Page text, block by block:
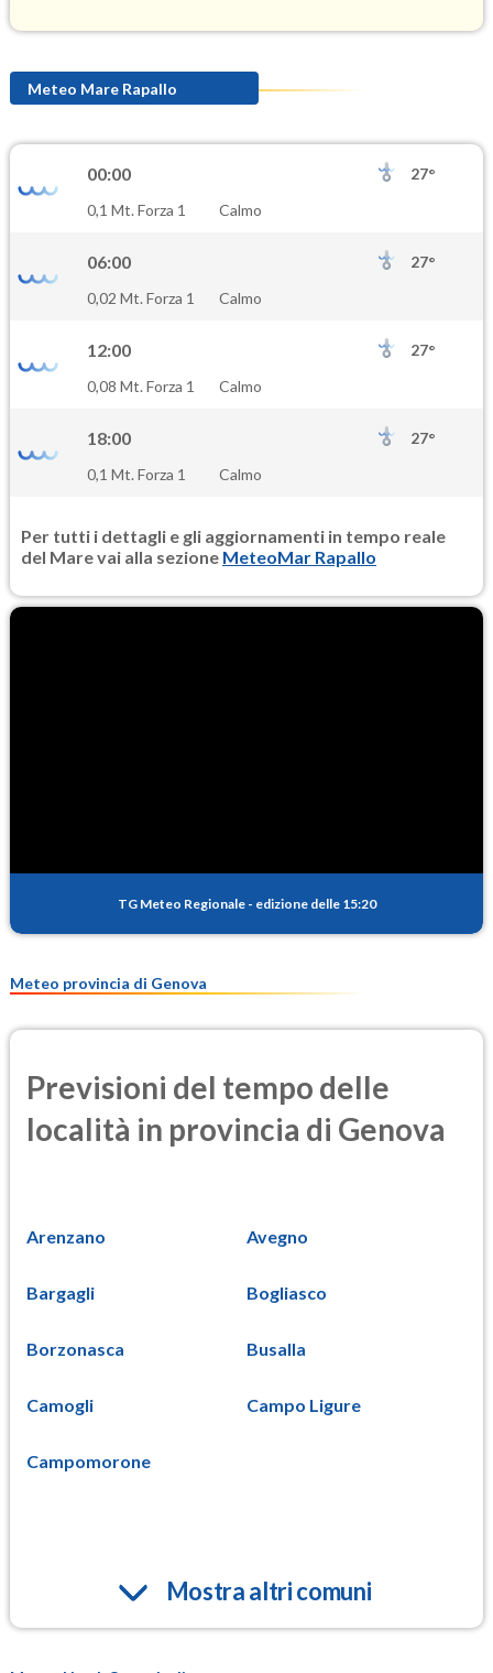
(Ozono) 98.7
(Diossido di azoto)
PM10
PM25
Meteo Mare Rapallo
00:00
27°
0,1 Mt. Forza 1
Calmo
06:00
27°
0,02 Mt. Forza 1
Calmo
12:00
27°
0,08 Mt. Forza 1
Calmo
18:00
27°
0,1 Mt. Forza 1
Calmo
Per tutti i dettagli e gli aggiornamenti in tempo reale
del Mare vai alla sezione MeteoMar Rapallo
TG Meteo Regionale - edizione delle 15:20
Meteo provincia di Genova
Previsioni del tempo delle
località in provincia di Genova
Arenzano Avegno
Bargagli Bogliasco
Borzonasca Busalla
Camogli Campo Ligure
Campomorone
Mostra altri comuni